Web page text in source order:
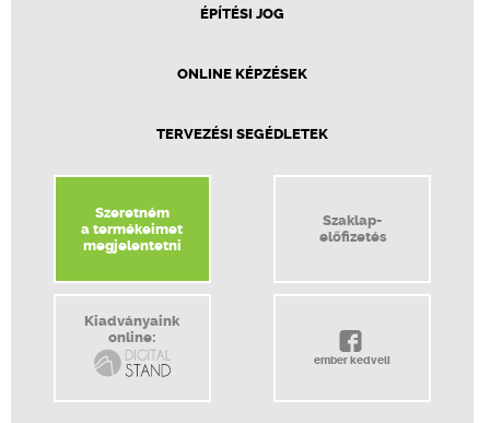
ÉPÍTÉSI JOG
ONLINE KÉPZÉSEK
TERVEZÉSI SEGÉDLETEK
Szeretném
a termékeimet
megjelentetni
Szaklap-
előfizetés
Kiadványaink
online:
ember kedveli